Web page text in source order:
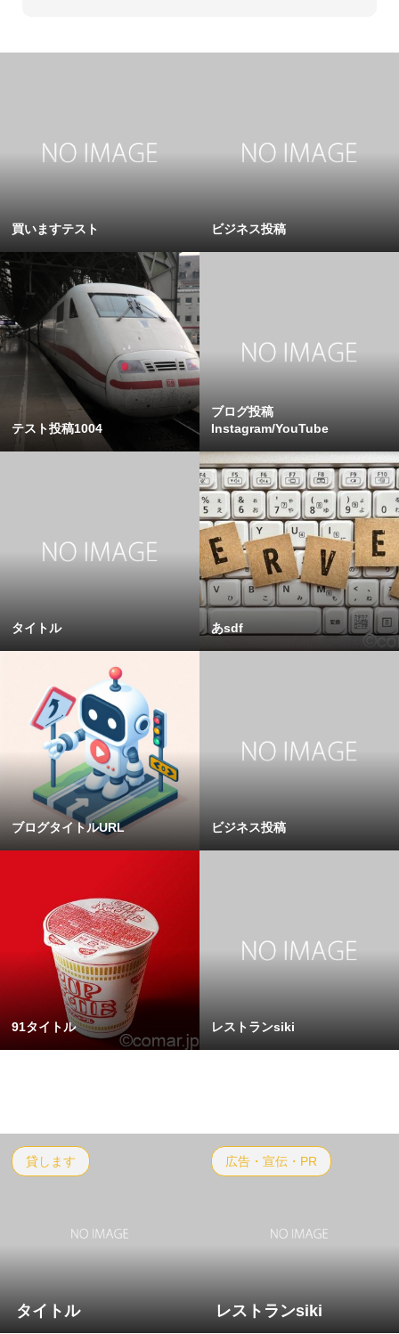
買いますテスト ビジネス投稿
テスト投稿1004
ブログ投稿
Instagram/YouTube
タイトル あsdf
ブログタイトルURL ビジネス投稿
91タイトル レストランsiki
貸します
タイトル
広告・宣伝・PR
レストランsiki